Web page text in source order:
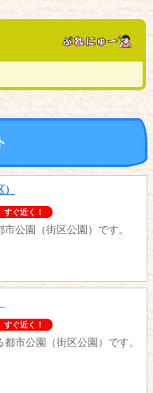
すぐ近く！
公園（街区公園）です。
すぐ近く！
市公園（街区公園）です。